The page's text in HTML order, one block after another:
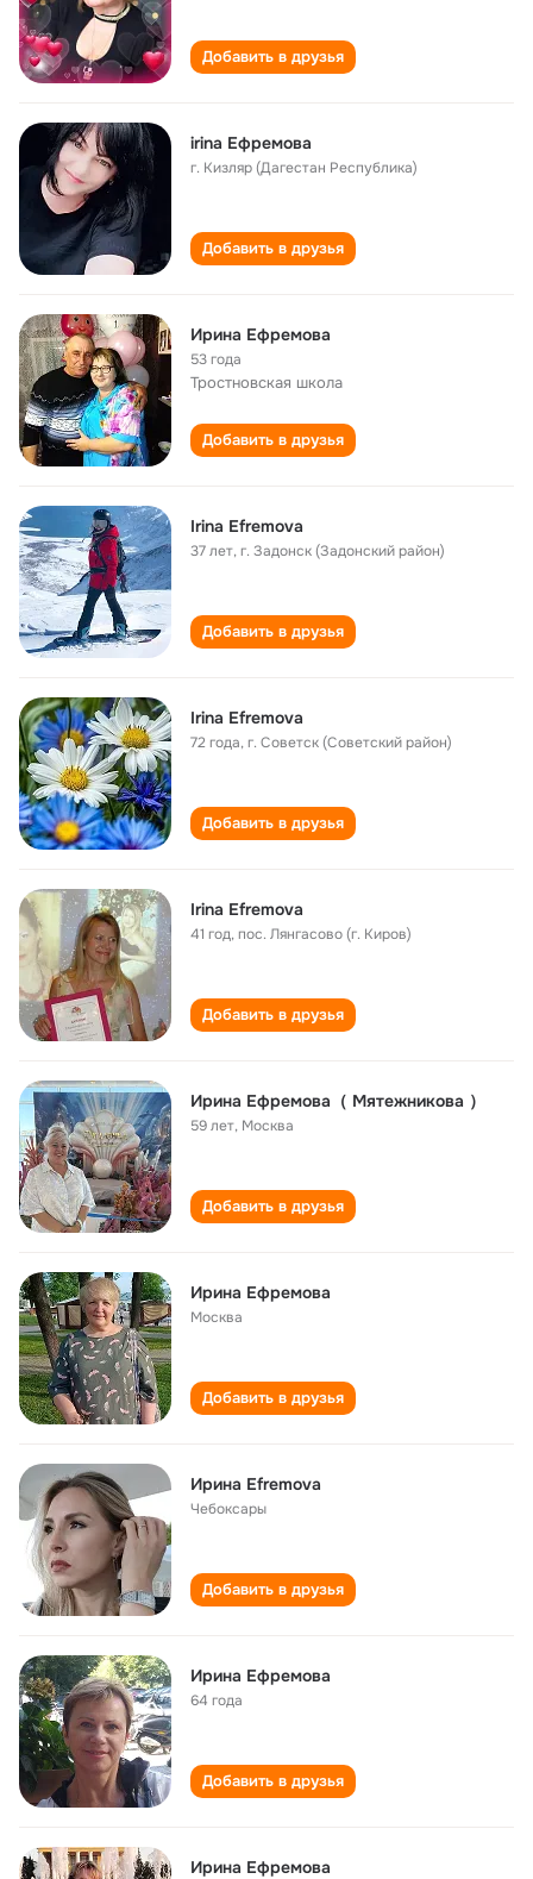
Добавить в друзья
irina Ефремова
г. Кизляр (Дагестан Республика)
Добавить в друзья
Ирина Ефремова
53 года
Тростновская школа
Добавить в друзья
Irina Efremova
37 лет,г. Задонск (Задонский район)
Добавить в друзья
Irina Efremova
72 года,г. Советск (Советский район)
Добавить в друзья
Irina Efremova
41 год,пос. Лянгасово (г. Киров)
Добавить в друзья
Ирина Ефремова（ Мятежникова ）
59 лет, Москва
Добавить в друзья
Ирина Ефремова
Москва
Добавить в друзья
Ирина Efremova
Чебоксары
Добавить в друзья
Ирина Ефремова
64 года
Добавить в друзья
Ирина Ефремова